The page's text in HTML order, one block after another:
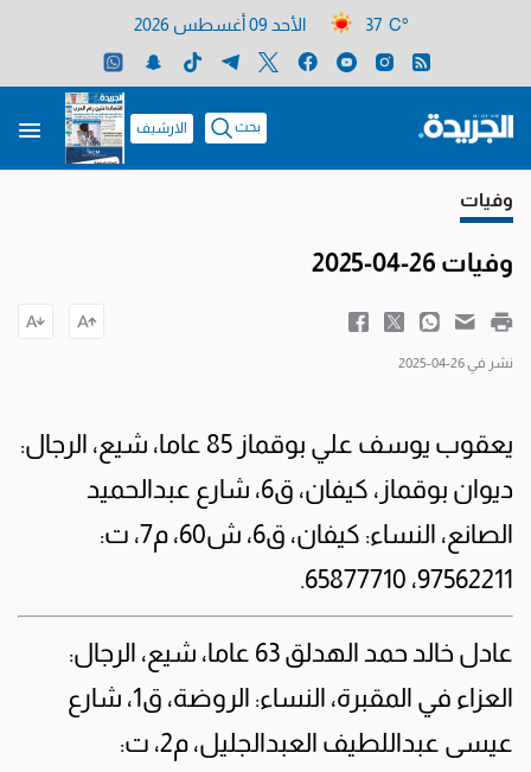
37 C° الأحد 09 أغسطس 2026
بحث الارشيف
وفيات
وفيات 26-04-2025
نشر في 26-04-2025
يعقوب يوسف علي بوقماز 85 عاما، شيع، الرجال:
ديوان بوقماز، كيفان، ق6، شارع عبدالحميد
الصانع، النساء: كيفان، ق6، ش60، م7، ت:
97562211، 65877710.
عادل خالد حمد الهدلق 63 عاما، شيع، الرجال:
العزاء في المقبرة، النساء: الروضة، ق1، شارع
عيسى عبداللطيف العبدالجليل، م2، ت: